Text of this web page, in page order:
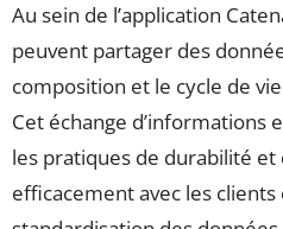
Au sein de l’application
peuvent partager des
composition et le cycle de
Cet échange d’informations
les pratiques de durabilité
efficacement avec les